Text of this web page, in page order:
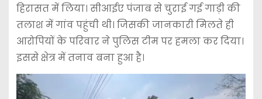
हिरासत में लिया। सीआईए पंजाब से चुराई गई गाड़ी की
तलाश में गांव पहुंची थी। जिसकी जानकारी मिलते ही
आरोपियों के परिवार ने पुलिस टीम पर हमला कर दिया।
इससे क्षेत्र में तनाव बना हुआ है।